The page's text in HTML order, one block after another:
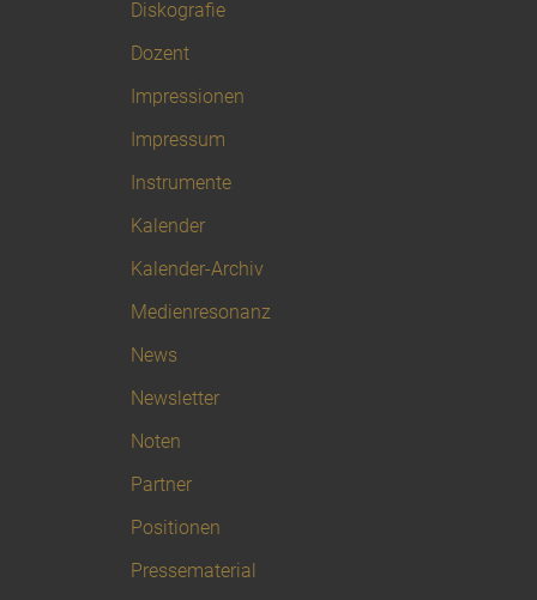
Diskografie
Dozent
Impressionen
Impressum
Instrumente
Kalender
Kalender-Archiv
Medienresonanz
News
Newsletter
Noten
Partner
Positionen
Pressematerial